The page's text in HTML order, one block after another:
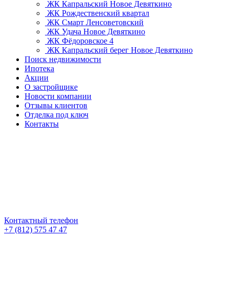
ЖК Капральский Новое Девяткино
ЖК Рождественский квартал
ЖК Смарт Ленсоветовский
ЖК Удача Новое Девяткино
ЖК Фёдоровское 4
ЖК Капральский берег Новое Девяткино
Поиск недвижимости
Ипотека
Акции
О застройщике
Новости компании
Отзывы клиентов
Отделка под ключ
Контакты
Контактный телефон
+7 (812) 575 47 47